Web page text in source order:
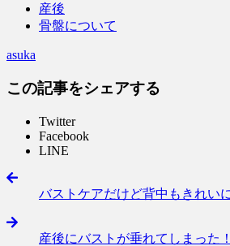
産後
骨盤について
asuka
この記事をシェアする
Twitter
Facebook
LINE
バストケアだけど背中もきれい
産後にバストが垂れてしまった